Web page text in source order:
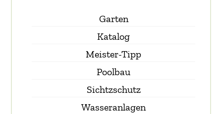
Garten
Katalog
Meister-Tipp
Poolbau
Sichtzschutz
Wasseranlagen